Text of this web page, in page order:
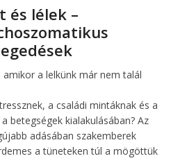
és lélek –
a lelkünk már nem talál
a családi mintáknak és a
betegségek kialakulásában? Az
adásában szakemberek
a tüneteken túl a mögöttük